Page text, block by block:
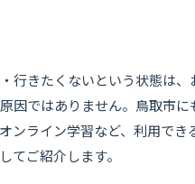
行きたくないという状態は、
因ではありません。鳥取市に
ンライン学習など、利用でき
てご紹介します。